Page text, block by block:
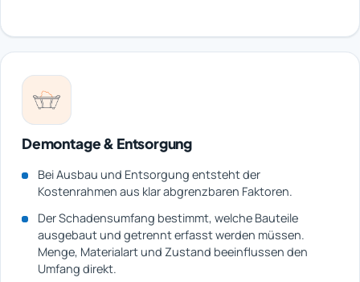
Demontage & Entsorgung
Bei Ausbau und Entsorgung entsteht der
Kostenrahmen aus klar abgrenzbaren Faktoren.
Der Schadensumfang bestimmt, welche Bauteile
ausgebaut und getrennt erfasst werden müssen.
Menge, Materialart und Zustand beeinflussen den
Umfang direkt.